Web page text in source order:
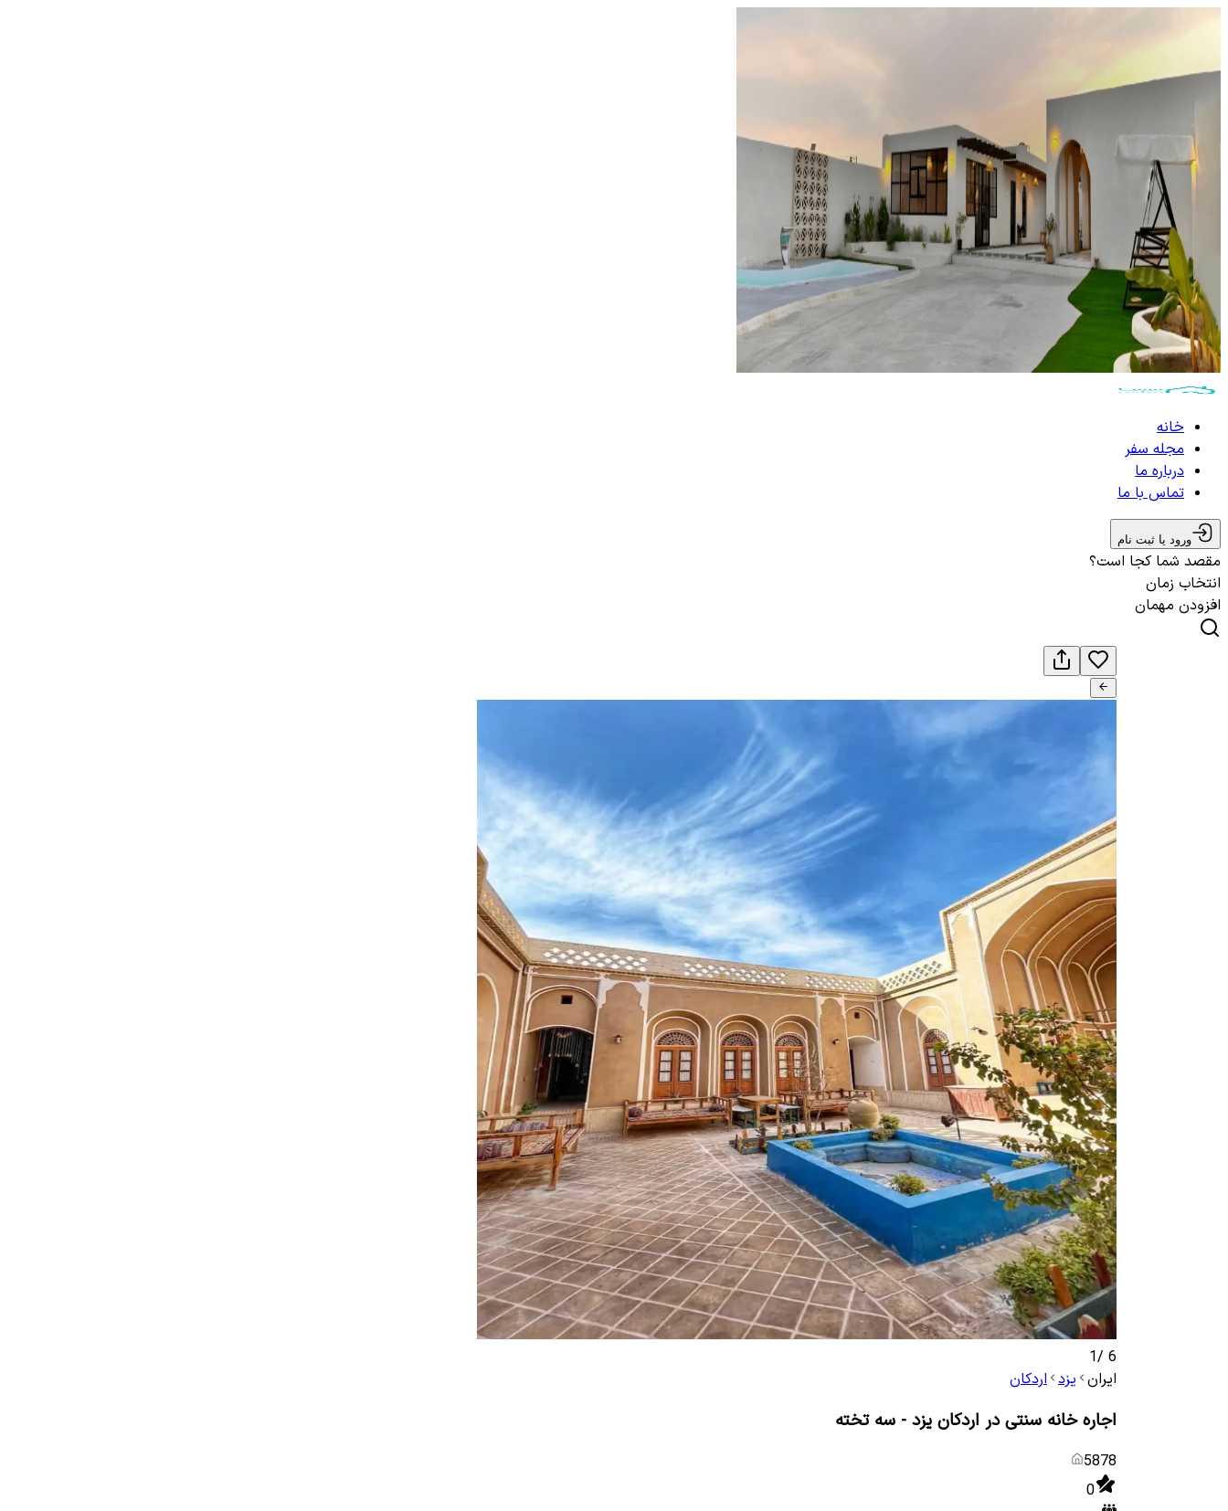
خانه
مجله سفر
درباره ما
تماس با ما
ورود یا ثبت نام
مقصد شما کجا است؟
انتخاب زمان
افزودن مهمان
6
/
1
ایران یزد اردکان
اجاره خانه سنتی در اردکان یزد - سه تخته
5878
0